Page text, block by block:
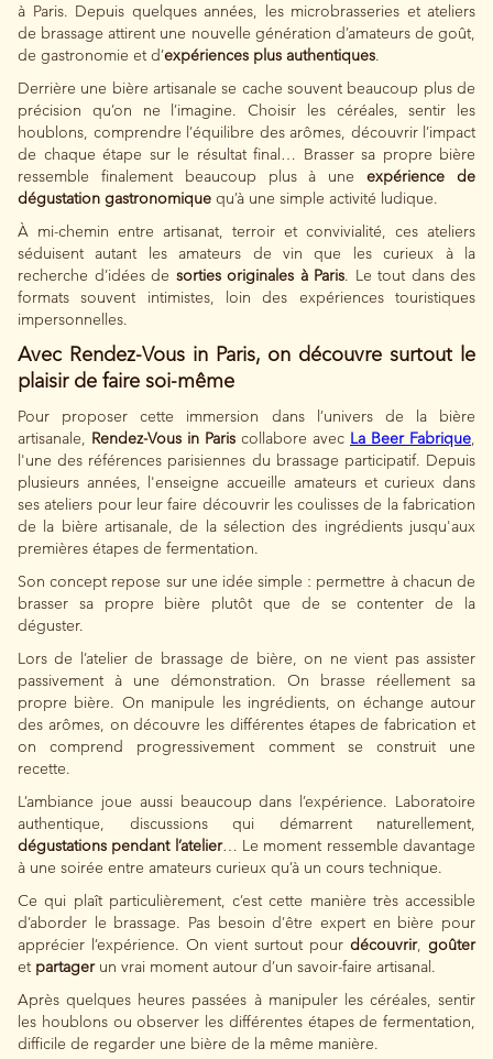
à Paris. Depuis quelques années, les microbrasseries et ateliers
de brassage attirent une nouvelle génération d’amateurs de goût,
de gastronomie et d’expériences plus authentiques.
Derrière une bière artisanale se cache souvent beaucoup plus de
précision qu’on ne l’imagine. Choisir les céréales, sentir les
houblons, comprendre l’équilibre des arômes, découvrir l’impact
de chaque étape sur le résultat final… Brasser sa propre bière
ressemble finalement beaucoup plus à uneexpérience de
dégustation gastronomique qu’à une simple activité ludique.
À mi-chemin entre artisanat, terroir et convivialité, ces ateliers
séduisent autant les amateurs de vin que les curieux à la
recherche d’idées de sorties originales à Paris. Le tout dans des
formats souvent intimistes, loin des expériences touristiques
impersonnelles.
Avec Rendez-Vous in Paris, on découvre surtout le
plaisir de faire soi-même
Pour proposer cette immersion dans l’univers de la bière
artisanale, Rendez-Vous in Paris collabore avec La Beer Fabrique,
l'une des références parisiennes du brassage participatif. Depuis
plusieurs années, l'enseigne accueille amateurs et curieux dans
ses ateliers pour leur faire découvrir les coulisses de la fabrication
de la bière artisanale, de la sélection des ingrédients jusqu'aux
premières étapes de fermentation.
Son concept repose sur une idée simple : permettre à chacun de
brasser sa propre bière plutôt que de se contenter de la
déguster.
Lors de l’atelier de brassage de bière, on ne vient pas assister
passivement à une démonstration. On brasse réellement sa
propre bière. On manipule les ingrédients, on échange autour
des arômes, on découvre les différentes étapes de fabrication et
on comprend progressivement comment se construit une
recette.
L’ambiance joue aussi beaucoup dans l’expérience. Laboratoire
authentique, discussions qui démarrent naturellement,
dégustations pendant l’atelier… Le moment ressemble davantage
à une soirée entre amateurs curieux qu’à un cours technique.
Ce qui plaît particulièrement, c’est cette manière très accessible
d’aborder le brassage. Pas besoin d’être expert en bière pour
apprécier l’expérience. On vient surtout pour découvrir, goûter
et partagerun vrai moment autour d’un savoir-faire artisanal.
Après quelques heures passées à manipuler les céréales, sentir
les houblons ou observer les différentes étapes de fermentation,
difficile de regarder une bière de la même manière.